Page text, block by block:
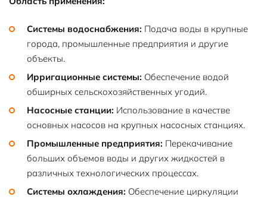
Системы водоснабжения: Подача воды в крупные
города, промышленные предприятия и другие
объекты.
Ирригационные системы: Обеспечение водой
обширных сельскохозяйственных угодий.
Насосные станции: Использование в качестве
основных насосов на крупных насосных станциях.
Промышленные предприятия: Перекачивание
больших объемов воды и других жидкостей в
различных технологических процессах.
Системы охлаждения: Обеспечение циркуляции